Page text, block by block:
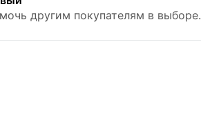
другим покупателям в выборе.